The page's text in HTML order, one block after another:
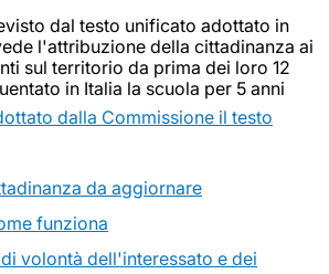
dal testo unificato adottato in
l'attribuzione della cittadinanza ai
sul territorio da prima dei loro 12
in Italia la scuola per 5 anni
dalla Commissione il testo
da aggiornare
funziona
volontà dell'interessato e dei